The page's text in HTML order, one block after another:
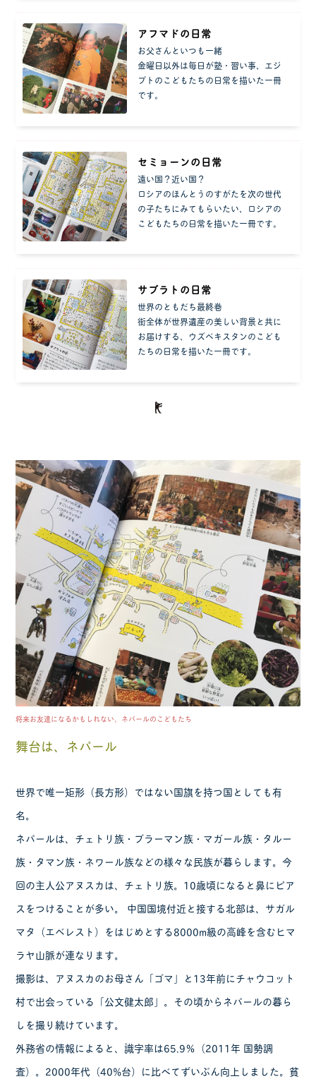
アフマドの日常
お父さんといつも一緒
金曜日以外は毎日が塾・習い事、エジ
プトのこどもたちの日常を描いた一冊
です。
セミョーンの日常
遠い国？近い国？
ロシアのほんとうのすがたを次の世代
の子たちにみてもらいたい、ロシアの
こどもたちの日常を描いた一冊です。
サブラトの日常
世界のともだち最終巻
街全体が世界遺産の美しい背景と共に
お届けする、ウズベキスタンのこども
たちの日常を描いた一冊です。
将来お友達になるかもしれない、ネパールのこどもたち
舞台は、ネパール
世界で唯一矩形（長方形）ではない国旗を持つ国としても有
名。
ネパールは、チェトリ族・ブラーマン族・マガール族・タルー
族・タマン族・ネワール族などの様々な民族が暮らします。今
回の主人公アヌスカは、チェトリ族。10歳頃になると鼻にピア
スをつけることが多い。 中国国境付近と接する北部は、サガル
マタ（エベレスト）をはじめとする8000m級の高峰を含むヒマ
ラヤ山脈が連なります。
撮影は、アヌスカのお母さん「ゴマ」と13年前にチャウコット
村で出会っている「公文健太郎」。その頃からネパールの暮ら
しを撮り続けています。
外務省の情報によると、識字率は65.9％（2011年 国勢調
査）。2000年代（40%台）に比べてずいぶん向上しました。貧